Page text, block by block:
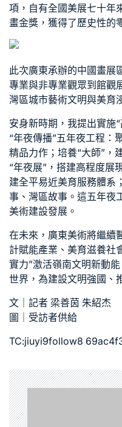
項，自有全國美展七十年
畫金獎，獲得了歷史性的
此次廣東承辦的中國畫展
專業與非專業觀眾到館觀
灣區城市藝術文明與美育
安身新時期，我提出實施
“年夜傳播”五年夜工程：
精品力作；培養“大師”，
“年夜展”，搭建高程度展
建全平易近美育服務體系
事、灣區故事。這五年夜
美術建設發展。
在未來，廣東美術將繼續
計賦能產業、美育滋養社
實力”激活嶺南文明新動
世界，為建設文明強國、
文｜記者 梁善茵 朱紹杰
圖｜受訪者供給
TC:jiuyi9follow8